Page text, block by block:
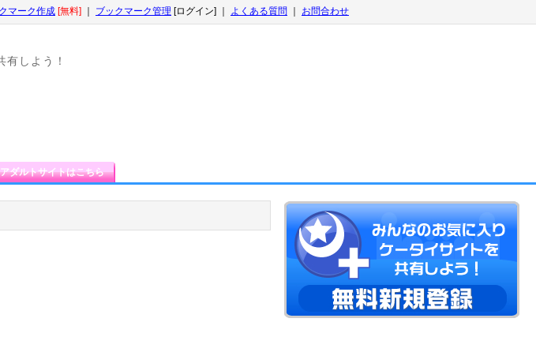
マーク作成 [無料] ブックマーク管理 [ログイン] ｜ よくある質問 お問合わせ
しよう！
アダルトサイトはこちら